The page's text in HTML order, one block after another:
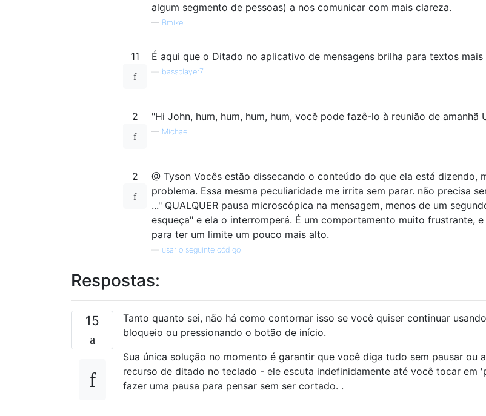
algum segmento de pessoas) a nos comunicar com mais clareza.
— Bmike
11 É aqui que o Ditado no aplicativo de mensagens brilha para textos mais
bassplayer7
2 "Hi John, hum, hum, hum, hum, você pode fazê-lo à reunião de amanhã
— Michael
2
@ Tyson Vocês estão dissecando o conteúdo do que ela está dizendo,
problema. Essa mesma peculiaridade me irrita sem parar. não precisa
..." QUALQUER pausa microscópica na mensagem, menos de um
esqueça" e ela o interromperá. É um comportamento muito frustrante,
para ter um limite um pouco mais alto.
usar o seguinte código
Respostas:
15
Tanto quanto sei, não há como contornar isso se você quiser continuar
bloqueio ou pressionando o botão de início.
Sua única solução no momento é garantir que você diga tudo sem pausar ou
recurso de ditado no teclado - ele escuta indefinidamente até você tocar em
fazer uma pausa para pensar sem ser cortado. .